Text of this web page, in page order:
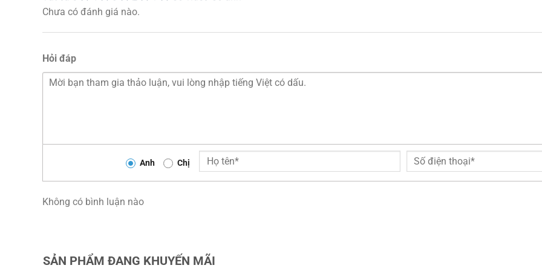
Chưa có đánh giá nào.
Hỏi đáp
Anh Chị
Không có bình luận nào
SẢN PHẨM ĐANG KHUYẾN MÃI